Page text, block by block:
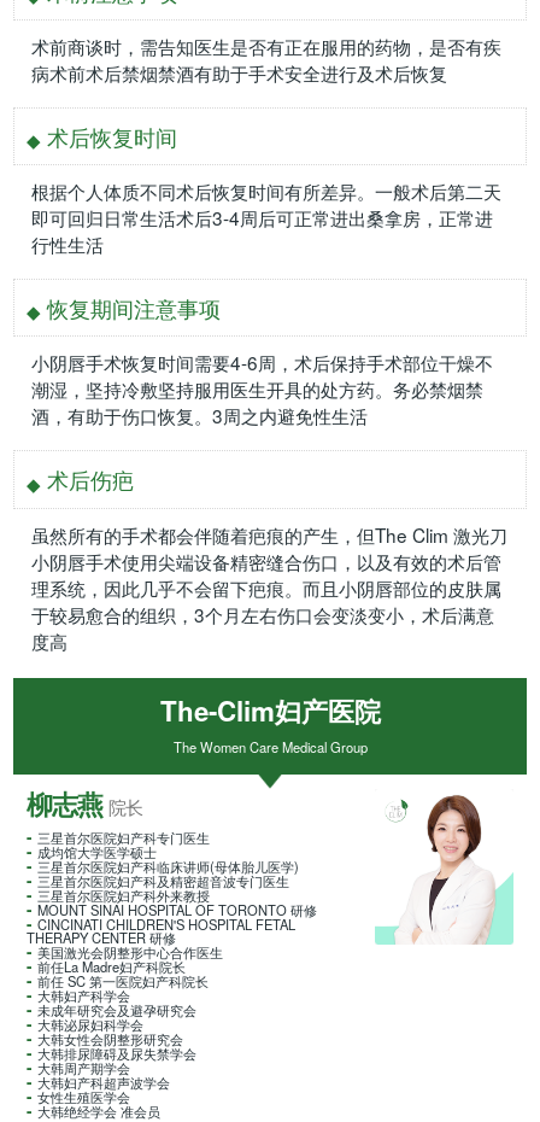
术前商谈时，需告知医生是否有正在服用的药物，是否有疾
病术前术后禁烟禁酒有助于手术安全进行及术后恢复
术后恢复时间
根据个人体质不同术后恢复时间有所差异。一般术后第二天
即可回归日常生活术后3-4周后可正常进出桑拿房，正常进
行性生活
恢复期间注意事项
小阴唇手术恢复时间需要4-6周，术后保持手术部位干燥不
潮湿，坚持冷敷坚持服用医生开具的处方药。务必禁烟禁
酒，有助于伤口恢复。3周之内避免性生活
术后伤疤
虽然所有的手术都会伴随着疤痕的产生，但The Clim 激光刀
小阴唇手术使用尖端设备精密缝合伤口，以及有效的术后管
理系统，因此几乎不会留下疤痕。而且小阴唇部位的皮肤属
于较易愈合的组织，3个月左右伤口会变淡变小，术后满意
度高
The-Clim妇产医院
The Women Care Medical Group
柳志燕院长
三星首尔医院妇产科专门医生
成均馆大学医学硕士
三星首尔医院妇产科临床讲师(母体胎儿医学)
三星首尔医院妇产科及精密超音波专门医生
三星首尔医院妇产科外来教授
MOUNT SINAI HOSPITAL OF TORONTO 研修
CINCINATI CHILDREN'S HOSPITAL FETAL
THERAPY CENTER 研修
美国激光会阴整形中心合作医生
前任La Madre妇产科院长
前任 SC 第一医院妇产科院长
大韩妇产科学会
未成年研究会及避孕研究会
大韩泌尿妇科学会
大韩女性会阴整形研究会
大韩排尿障碍及尿失禁学会
大韩周产期学会
大韩妇产科超声波学会
女性生殖医学会
大韩绝经学会 准会员